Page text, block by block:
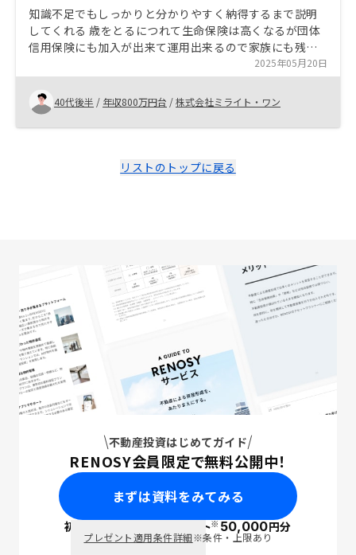
知識不足でもしっかりと分かりやすく納得するまで説明
してくれる 歳をとるにつれて生命保険は高くなるが団体
信用保険にも加入が出来て運用出来るので家族にも残せ
るし、運用も選択出来るのでとてもメリットがあります
全部お任せプランがありますが水回りの保証がないのを
しっかりと伝えないと揉める原因になると思います
2025年05月20日
40代後半 / 年収800万円台 /株式会社ミライト・ワン
リストのトップに戻る
不動産投資はじめてガイド
RENOSY会員限定で無料公開中！
まずは資料をみてみる
初回面談で ポイント※50,000円分
プレゼント適用条件詳細※条件・上限あり